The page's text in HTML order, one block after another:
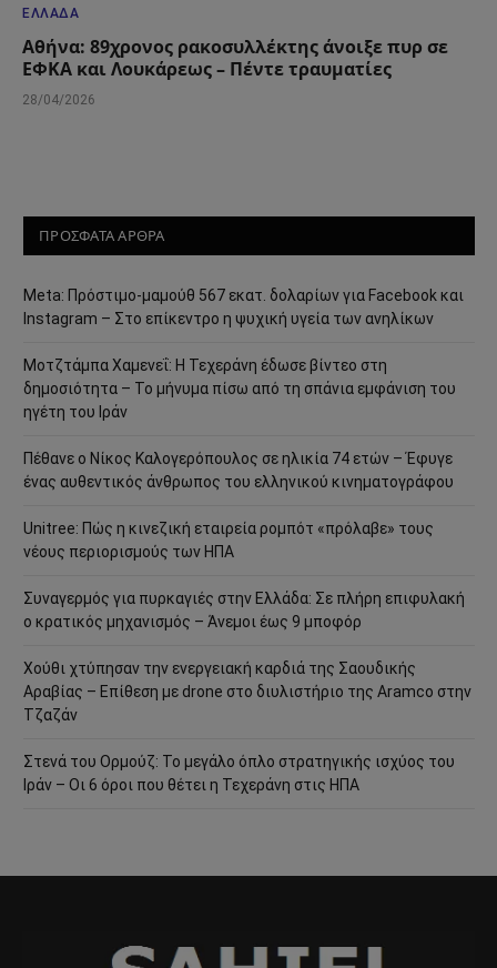
ΕΛΛΆΔΑ
Αθήνα: 89χρονος ρακοσυλλέκτης άνοιξε πυρ σε
ΕΦΚΑ και Λουκάρεως – Πέντε τραυματίες
28/04/2026
ΠΡΟΣΦΑΤΑ ΑΡΘΡΑ
Meta: Πρόστιμο-μαμούθ 567 εκατ. δολαρίων για Facebook και
Instagram – Στο επίκεντρο η ψυχική υγεία των ανηλίκων
Μοτζτάμπα Χαμενεΐ: Η Τεχεράνη έδωσε βίντεο στη
δημοσιότητα – Το μήνυμα πίσω από τη σπάνια εμφάνιση του
ηγέτη του Ιράν
Πέθανε ο Νίκος Καλογερόπουλος σε ηλικία 74 ετών – Έφυγε
ένας αυθεντικός άνθρωπος του ελληνικού κινηματογράφου
Unitree: Πώς η κινεζική εταιρεία ρομπότ «πρόλαβε» τους
νέους περιορισμούς των ΗΠΑ
Συναγερμός για πυρκαγιές στην Ελλάδα: Σε πλήρη επιφυλακή
ο κρατικός μηχανισμός – Άνεμοι έως 9 μποφόρ
Χούθι χτύπησαν την ενεργειακή καρδιά της Σαουδικής
Αραβίας – Επίθεση με drone στο διυλιστήριο της Aramco στην
Τζαζάν
Στενά του Ορμούζ: Το μεγάλο όπλο στρατηγικής ισχύος του
Ιράν – Οι 6 όροι που θέτει η Τεχεράνη στις ΗΠΑ